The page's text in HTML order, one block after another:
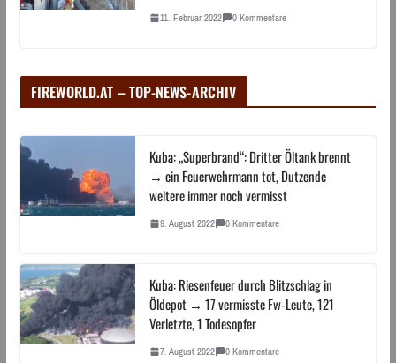
11. Februar 2022 0 Kommentare
FIREWORLD.AT – TOP-NEWS-ARCHIV
Kuba: „Superbrand“: Dritter Öltank brennt
→ ein Feuerwehrmann tot, Dutzende
weitere immer noch vermisst
9. August 2022 0 Kommentare
Kuba: Riesenfeuer durch Blitzschlag in
Öldepot → 17 vermisste Fw-Leute, 121
Verletzte, 1 Todesopfer
7. August 2022 0 Kommentare